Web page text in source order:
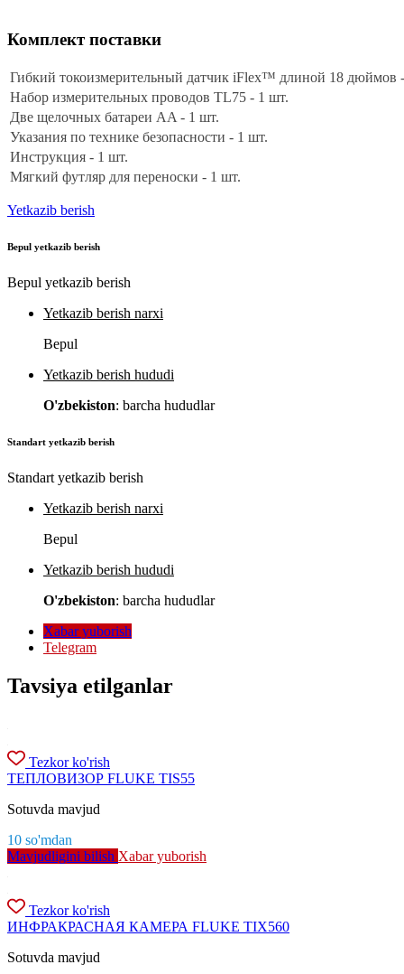
Комплект поставки
Гибкий токоизмерительный датчик iFlex™ длиной 18 дюймов
Набор измерительных проводов TL75 - 1 шт.
Две щелочных батареи AA - 1 шт.
Указания по технике безопасности - 1 шт.
Инструкция - 1 шт.
Мягкий футляр для переноски - 1 шт.
Yetkazib berish
Bepul yetkazib berish
Bepul yetkazib berish
Yetkazib berish narxi
Bepul
Yetkazib berish hududi
O'zbekiston: barcha hududlar
Standart yetkazib berish
Standart yetkazib berish
Yetkazib berish narxi
Bepul
Yetkazib berish hududi
O'zbekiston: barcha hududlar
Xabar yuborish
Telegram
Tavsiya etilganlar
Tezkor ko'rish
ТЕПЛОВИЗОР FLUKE TIS55
Sotuvda mavjud
10 so'mdan
Mavjudligini bilish Xabar yuborish
Tezkor ko'rish
ИНФРАКРАСНАЯ КАМЕРА FLUKE TIX560
Sotuvda mavjud